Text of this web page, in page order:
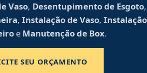
Vaso, Desentupimento de Esgoto,
, Instalação de Vaso, Instalação
e Manutenção de Box.
SEU ORÇAMENTO